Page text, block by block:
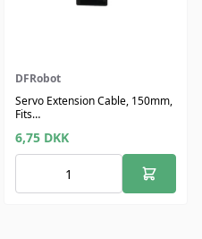
DFRobot
Servo Extension Cable, 150mm,
Fits
6,75 DKK